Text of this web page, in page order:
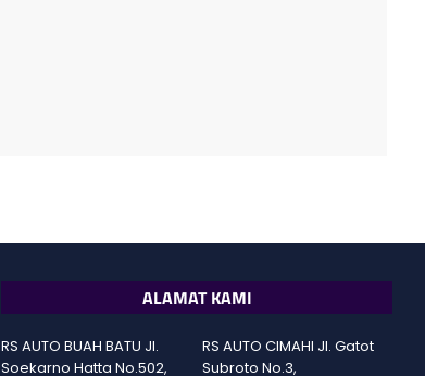
ALAMAT KAMI
RS AUTO BUAH BATU Jl.
Soekarno Hatta No.502,
RS AUTO CIMAHI Jl. Gatot
Subroto No.3,